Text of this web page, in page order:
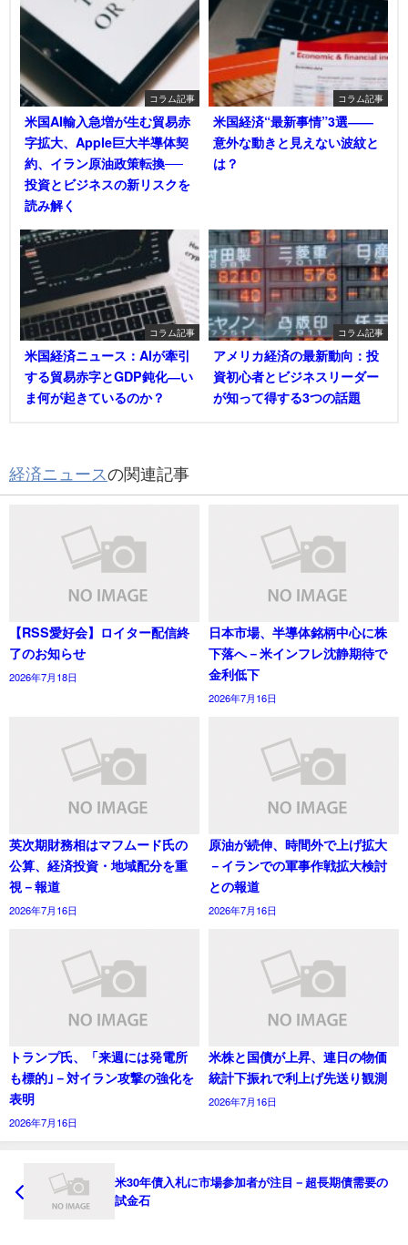
コラム記事
米国AI輸入急増が生む貿易赤
字拡大、Apple巨大半導体契
約、イラン原油政策転換──
投資とビジネスの新リスクを
読み解く
コラム記事
米国経済“最新事情”3選――
意外な動きと見えない波紋と
は？
コラム記事
米国経済ニュース：AIが牽引
する貿易赤字とGDP鈍化―い
ま何が起きているのか？
コラム記事
アメリカ経済の最新動向：投
資初心者とビジネスリーダー
が知って得する3つの話題
経済ニュースの関連記事
【RSS愛好会】ロイター配信終
了のお知らせ
2026年7月18日
日本市場、半導体銘柄中心に株
下落へ－米インフレ沈静期待で
金利低下
2026年7月16日
英次期財務相はマフムード氏の
公算、経済投資・地域配分を重
視－報道
2026年7月16日
原油が続伸、時間外で上げ拡大
－イランでの軍事作戦拡大検討
との報道
2026年7月16日
トランプ氏、「来週には発電所
も標的｣－対イラン攻撃の強化を
表明
2026年7月16日
米株と国債が上昇、連日の物価
統計下振れで利上げ先送り観測
2026年7月16日
米30年債入札に市場参加者が注目－超長期債需要の
試金石